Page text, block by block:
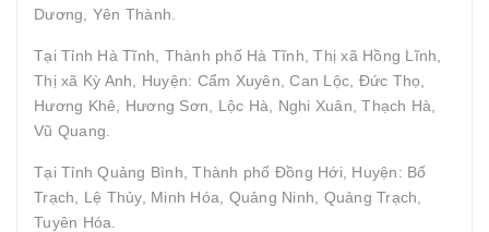
Dương, Yên Thành.
Tại Tỉnh Hà Tĩnh, Thành phố Hà Tĩnh, Thị xã Hồng Lĩnh,
Thị xã Kỳ Anh, Huyện: Cẩm Xuyên, Can Lộc, Đức Thọ,
Hương Khê, Hương Sơn, Lộc Hà, Nghi Xuân, Thạch Hà,
Vũ Quang.
Tại Tỉnh Quảng Bình, Thành phố Đồng Hới, Huyện: Bố
Trạch, Lệ Thủy, Minh Hóa, Quảng Ninh, Quảng Trạch,
Tuyên Hóa.